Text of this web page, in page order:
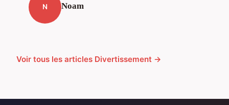
N Noam
Voir tous les articles Divertissement →